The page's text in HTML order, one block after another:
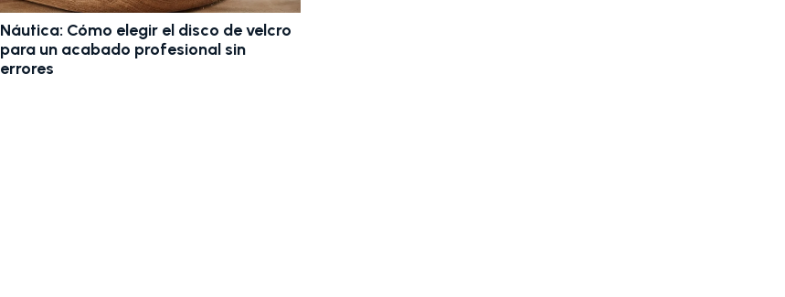
Náutica: Cómo elegir el disco de velcro
para un acabado profesional sin
errores